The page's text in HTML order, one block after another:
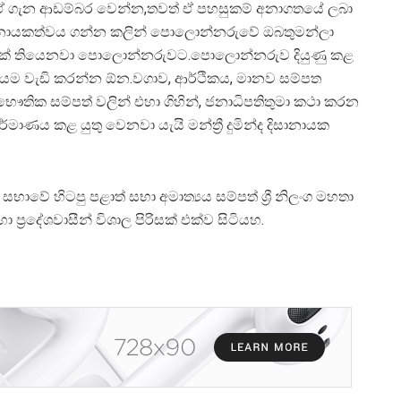
ආඩම්බර වෙන්න,තවත් ඒ පහසුකම් අනාගතයේ ලබා
ගන්න කලින් පොලොන්නරුවේ ඔබතුමන්ලා
ක් තියෙනවා පොලොන්නරුවට.පොලොන්නරුව දියුණු කළ
වැඩි කරන්න ඕන.වගාව, ආර්ථිකය, මානව සම්පත
සම්පත් වලින් එහා ගිහින්, ජනාධිපතිතුමා කථා කරන
කළ යුතු වෙනවා යැයි මන්ත්‍රී දුමින්ද දිසානායක
හිටපු පළාත් සභා අමාත්‍යය සම්පත් ශ්‍රී නිලංග මහතා
ප්‍රදේශවාසීන් විශාල පිරිසක් එක්ව සිටියහ.